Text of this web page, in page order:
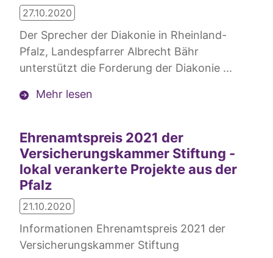
27.10.2020
Der Sprecher der Diakonie in Rheinland-
Pfalz, Landespfarrer Albrecht Bähr
unterstützt die Forderung der Diakonie ...
Mehr lesen
Ehrenamtspreis 2021 der
Versicherungskammer Stiftung -
lokal verankerte Projekte aus der
Pfalz
21.10.2020
Informationen Ehrenamtspreis 2021 der
Versicherungskammer Stiftung